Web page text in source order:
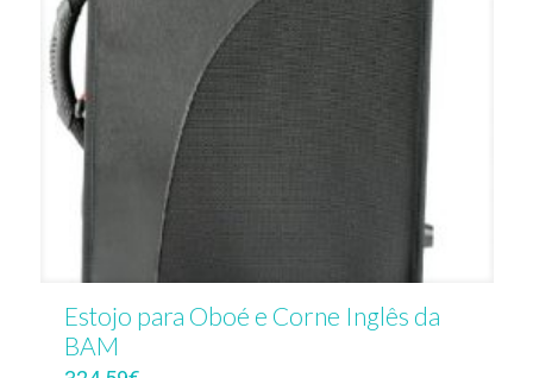
Estojo para Oboé e Corne Inglês da
BAM